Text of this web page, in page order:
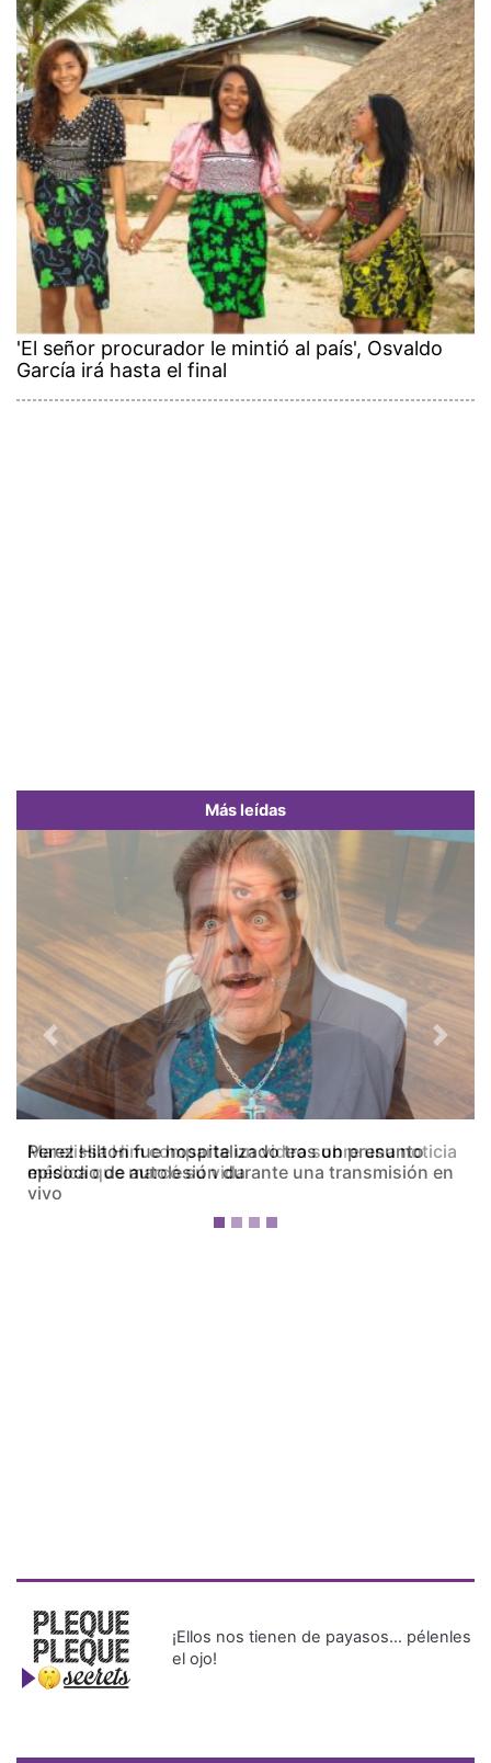
'El señor procurador le mintió al país', Osvaldo
García irá hasta el final
Más leídas
Marelissa Him comparte un video sobre una noticia
médica que marcó su vida
Previous Next
el ojo!
Más Recientes